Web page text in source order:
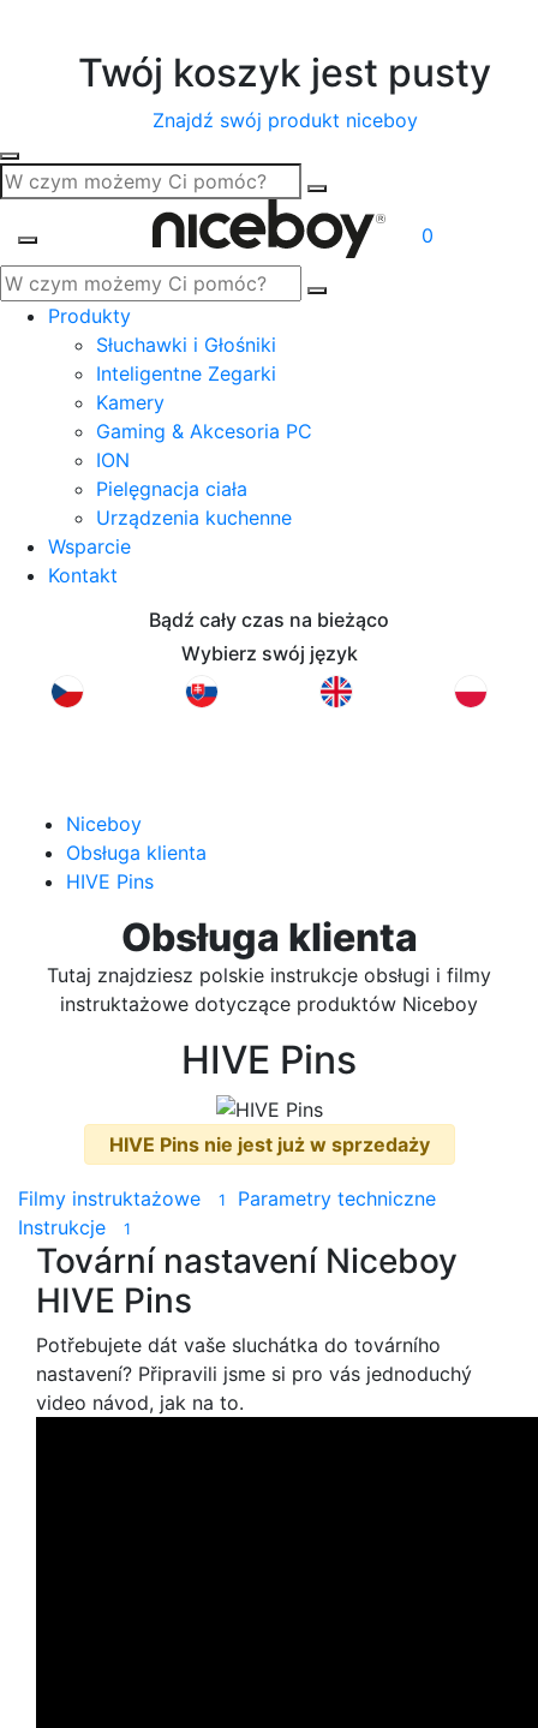
Twój koszyk jest pusty
Znajdź swój produkt niceboy
0
Produkty
Słuchawki i Głośniki
Inteligentne Zegarki
Kamery
Gaming & Akcesoria PC
ION
Pielęgnacja ciała
Urządzenia kuchenne
Wsparcie
Kontakt
Bądź cały czas na bieżąco
Wybierz swój język
Niceboy
Obsługa klienta
HIVE Pins
Obsługa klienta
Tutaj znajdziesz polskie instrukcje obsługi i filmy
instruktażowe dotyczące produktów Niceboy
HIVE Pins
HIVE Pins nie jest już w sprzedaży
Filmy instruktażowe 1
Parametry techniczne
Instrukcje
1
Tovární nastavení Niceboy
HIVE Pins
Potřebujete dát vaše sluchátka do továrního
nastavení? Připravili jsme si pro vás jednoduchý
video návod, jak na to.